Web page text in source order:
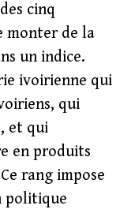
cinq
monter de la
un indice.
ivoirienne qui
qui
et qui
en produits
rang impose
politique